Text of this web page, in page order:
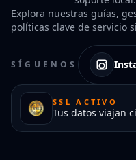
Explora nuestras guías,
políticas clave de servicio
SÍGUENOS
SSL ACTIVO
Tus datos viajan